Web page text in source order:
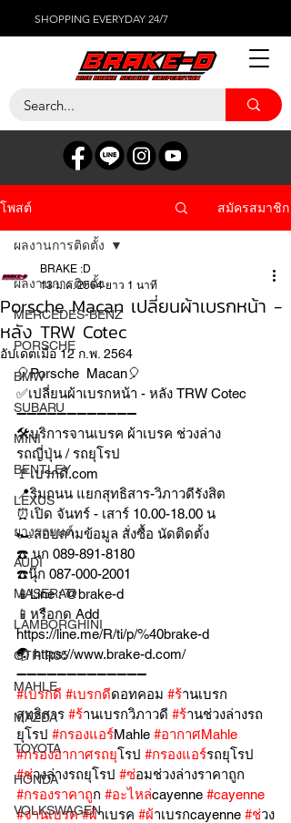
SHOPPING EVERYDAY 24/7
โพสต์ สมัครสมาชิก
ผลงานการติดตั้ง
MERCEDES-BENZ
PORSCHE
BMW
SUBARU
MINI
BENTLEY
LEXUS
ยางรถยนต์
AUDI
MASERATI
LAMBORGHINI
GTR R35
MAHLE
MAZDA
TOYOTA
HONDA
VOLKSWAGEN
ผลงานการติดตั้ง
Porsche Macan เปลี่ยนผ้าเบรกหน้า -
หลัง TRW Cotec
BRAKE :D
13 ม.ค. 2564 ยาว 1 นาที
อัปเดตเมื่อ12 ก.พ. 2564
🎈Porsche  Macan🎈
✅เปลี่ยนผ้าเบรกหน้า - หลัง TRW Cotec
➖➖➖➖➖➖➖➖➖➖➖➖
🛠บริการจานเบรค ผ้าเบรค ช่วงล่าง
รถญี่ปุ่น / รถยุโรป
🚩เบรกดี.com
📍ริมถนน แยกสุทธิสาร-วิภาวดีรังสิต
⏰เปิด จันทร์ - เสาร์ 10.00-18.00 น
🏎สอบถามข้อมูล สั่งซื้อ นัดติดตั้ง
☎️ นก 089-891-8180
☎️นุ๊ก 087-000-2001
📱Line : @brake-d
📱หรือกด Add
https://line.me/R/ti/p/%40brake-d
🌏 https://www.brake-d.com/
➖➖➖➖➖➖➖➖➖➖➖➖➖
#เบรกด #เบรกดีดอทคอม #ร้านเบรก
สุทธิสาร #ร้านเบรกวิภาวดี #ร้านช่วงล่างรถ
ยุโรป #กรองแอร์Mahle #อากาศMahle
#กรองอากาศรถยุโรป #กรองแอร์รถยุโรป
#ช่วงล่างรถยุโรป #ซ่อมช่วงล่างราคาถูก
#กรองราคาถูก #อะไหล่cayenne #cayenne
#จานเบรค #ผ้าเบรค #ผ้าเบรกcayenne #ช่วง